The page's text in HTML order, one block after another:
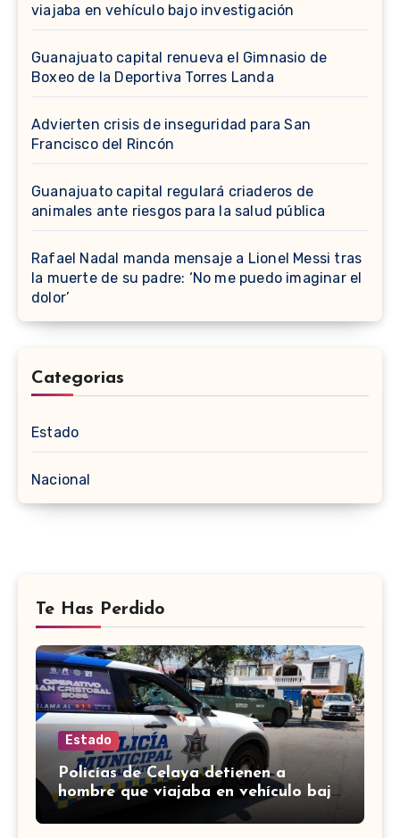
viajaba en vehículo bajo investigación
Guanajuato capital renueva el Gimnasio de
Boxeo de la Deportiva Torres Landa
Advierten crisis de inseguridad para San
Francisco del Rincón
Guanajuato capital regulará criaderos de
animales ante riesgos para la salud pública
Rafael Nadal manda mensaje a Lionel Messi tras
la muerte de su padre: ‘No me puedo imaginar el
dolor’
Categorias
Estado
Nacional
Te Has Perdido
Estado
Policías de Celaya detienen a
hombre que viajaba en vehículo bajo
investigación